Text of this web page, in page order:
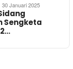
30 Januari 2025
Sengketa